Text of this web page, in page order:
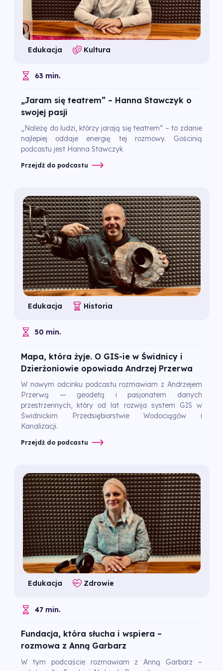
Edukacja Kultura
63 min.
„Jaram się teatrem” – Hanna Stawczyk o
swojej pasji
„Należę do ludzi, którzy jarają się teatrem” – to zdanie
najlepiej oddaje energię tej rozmowy. Gościnią
podcastu jest Hanna Stawczyk
Przejdź do podcastu
Edukacja Historia
50 min.
Mapa, która żyje. O GIS-ie w Świdnicy i
Dzierżoniowie opowiada Andrzej Przerwa
W nowym odcinku podcastu rozmawiam z Andrzejem
Przerwą — geodetą i pasjonatem danych
przestrzennych, który od lat rozwija system GIS w
Świdnickim Przedsiębiorstwie Wodociągów i
Kanalizacji.
Przejdź do podcastu
Edukacja Zdrowie
47 min.
Fundacja, która słucha i wspiera –
rozmowa z Anną Garbarz
W tym podcaście rozmawiam z Anną Garbarz –